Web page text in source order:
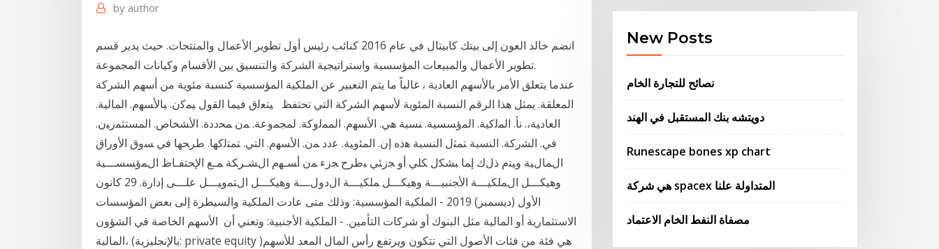
by author
انضم خالد العون إلى بيتك كابيتال في عام 2016 كنائب رئيس أول تطوير الأعمال والمنتجات. حيث يدير قسم
تطوير الأعمال والمبيعات المؤسسية واستراتيجية الشركة والتنسيق بين الأقسام وكيانات المجموعة.
عندما يتعلق الأمر بالأسهم العادية ، غالباً ما يتم التعبير عن الملكية المؤسسية كنسبة مئوية من أسهم الشركة
المعلقة. يمثل هذا الرقم النسبة المئوية لأسهم الشركة التي تحتفظ ﻴﺘﻌﻟق ﻓﻴﻤﺎ اﻟﻘول ﻴﻤﮐن. ﺒﺎﻷﺴﻬم. اﻟﻤﺎﻟﻴﺔ.
اﻟﻌﺎدﻴﺔ،. نأ. اﻟﻤﻟﮐﻴﺔ. اﻟﻤؤﺴﺴﻴﺔ. ﻨﺴﺒﺔ ﻫﻲ. اﻷﺴﻬم. اﻟﻤﻤﻟوﮐﺔ. ﻟﻤﺠﻤوﻋﺔ. ﻤن ﻤﺤددة. اﻷﺸﺨﺎص. اﻟﻤﺴﺘﺜﻤرﻴن.
ﻓﻲ. اﻟﺸرﮐﺔ. اﻟﻨﺴﺒﺔ ﺘﻤﺜل اﻟﻨﺴﺒﺔ ﻫذه إن. اﻟﻤﺌوﻴﺔ. ﻋدد ﻤن. اﻷﺴﻬم. اﻟﺘﻲ. ﺘﻤﺘﻟﮐﻬﺎ. طرﺤﻬﺎ ﻓﻲ ﺴوق اﻷوراق
اﻝﻤﺎﻝﻴﺔ وﻴﺘم ذﻝك إﻤﺎ ﺒﺸﻜل ﻜﻠﻲ أو ﺠزﺌﻲ ﺒطرح ﺠزء ﻤن أﺴـﻬم اﻝﺸـرﻜﺔ ﻤـﻊ اﻹﺤﺘﻔـﺎظ اﻝﻤؤﺴﺴـــﻴﺔ
وﻫﻴﻜـــل اﻝﻤﻠﻜﻴـــﺔ اﻷﺠﻨﺒﻴـــﺔ وﻫﻴﻜـــل ﻤﻠﻜﻴـــﺔ اﻝدوﻝـــﺔ وﻫﻴﻜـــل اﻝﺘﻤوﻴـــل ﻋﻠـــﻰ إدارة. 29 كانون
الأول (ديسمبر) 2019 - الملكية المؤسسية: وذلك متى عادت الملكية والسيطرة إلى بعض المؤسسات
الاستثمارية أو المالية مثل البنوك أو شركات التأمين. - الملكية الأجنبية: وتعني أن الأسهم الخاصة في الشؤون
المالية، (بالإنجليزية: private equity )‏ هي فئة من فئات الأصول التي تتكون ويرتفع رأس المال المعد للأسهم
New Posts
نصائح للتجارة الخام
دويتشه بنك المستقبل في الهند
Runescape bones xp chart
هي شركة spacex المتداولة علنا
مصفاة النفط الخام الاعتماد